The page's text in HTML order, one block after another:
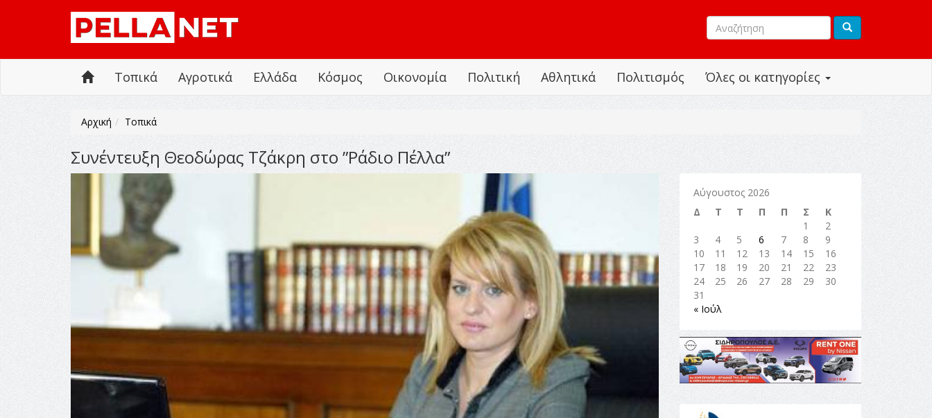
Όλες οι κατηγορίες
Τοπικά Αγροτικά Ελλάδα Κόσμος Οικονομία Πολιτική Αθλητικά Πολιτισμός
Αρχική Τοπικά
Συνέντευξη Θεοδώρας Τζάκρη στο ”Ράδιο Πέλλα”
Αύγουστος 2026
Δ
Τ Τ Π Π Σ
Κ
1
2
3
4 5 6 7 8
9
10
11 12 13 14 15
16
17
18 19 20 21 22
23
24
25 26 27 28 29
30
31
« Ιούλ